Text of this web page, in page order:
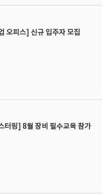
오피스] 신규 입주자 모집
터링] 8월 장비 필수교육 참가